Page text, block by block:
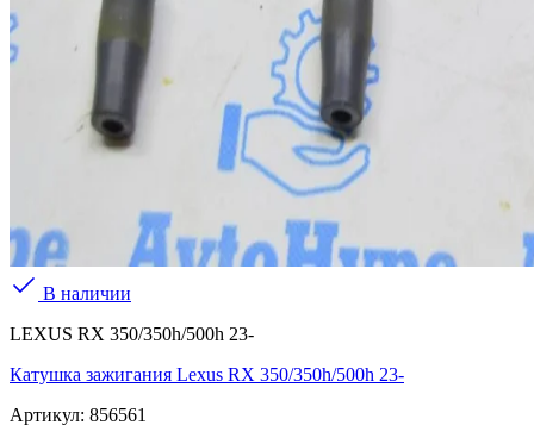
В наличии
LEXUS RX 350/350h/500h 23-
Катушка зажигания Lexus RX 350/350h/500h 23-
Артикул: 856561